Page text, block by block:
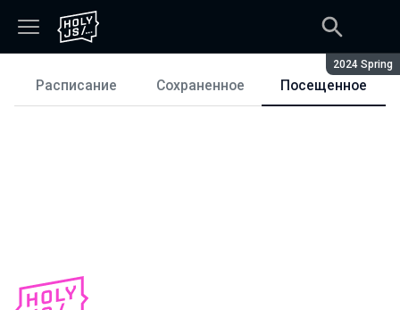
Сезон:
2024 Spring
Расписание
Расписание Сохраненное Посещенное